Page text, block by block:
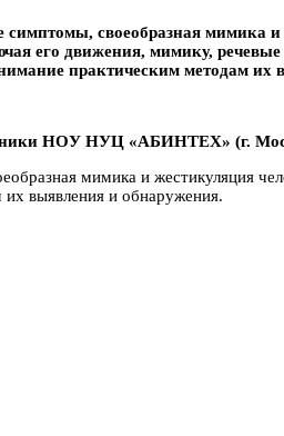
своеобразная мимика и
его движения, мимику,
практическим методам
НOУ НУЦ «АБИHТЕX» (г.
мимика и жестикуляция
выявления и обнаружения.